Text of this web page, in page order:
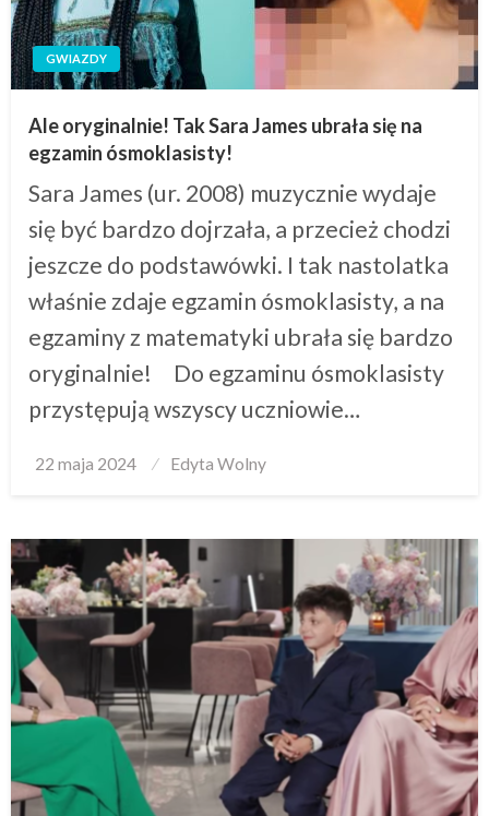
GWIAZDY
Ale oryginalnie! Tak Sara James ubrała się na
egzamin ósmoklasisty!
Sara James (ur. 2008) muzycznie wydaje
się być bardzo dojrzała, a przecież chodzi
jeszcze do podstawówki. I tak nastolatka
właśnie zdaje egzamin ósmoklasisty, a na
egzaminy z matematyki ubrała się bardzo
oryginalnie! Do egzaminu ósmoklasisty
przystępują wszyscy uczniowie…
Posted
22 maja 2024 Edyta Wolny